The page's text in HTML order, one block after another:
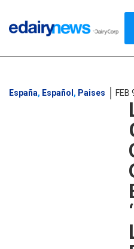
España, Español , Paises FEB